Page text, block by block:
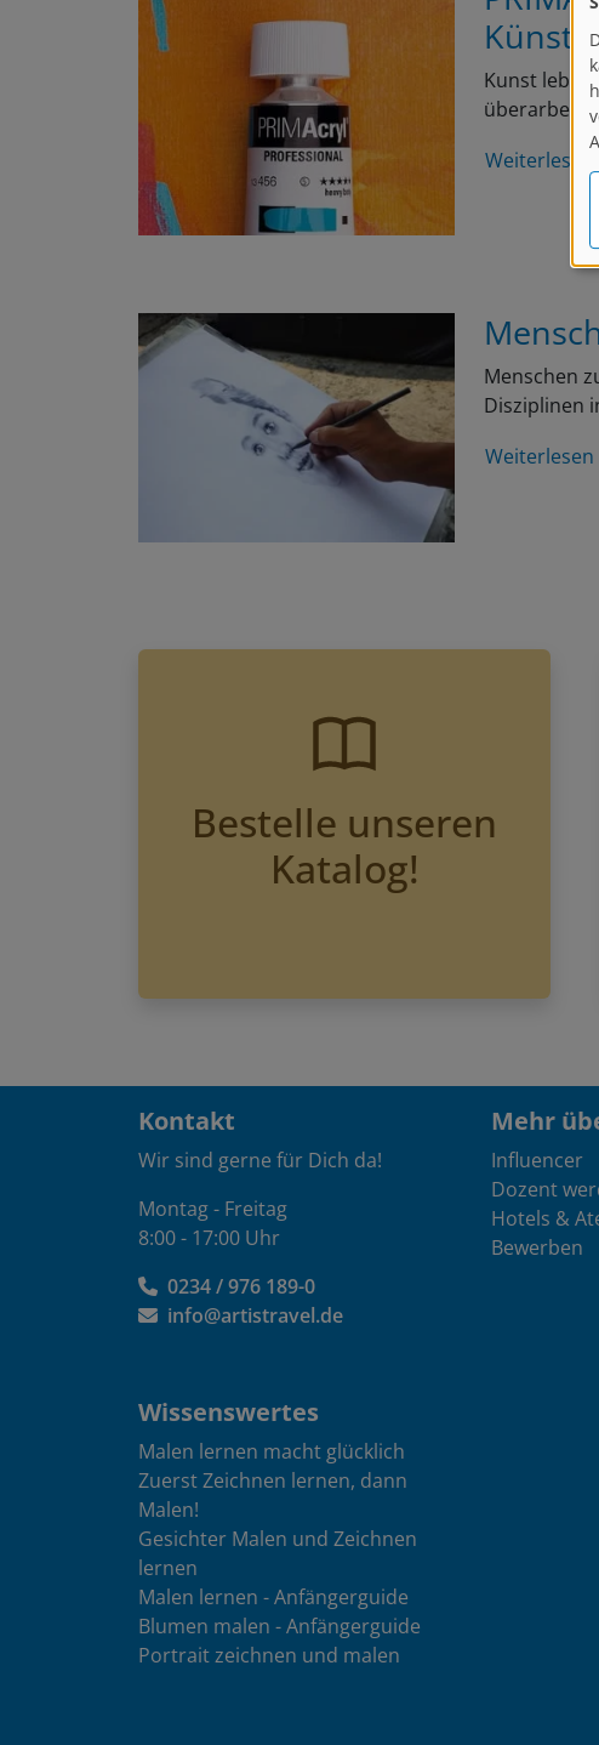
Kunst lebt
Weiterlesen
Menschen
Disziplinen
Weiterlesen
Bestelle unseren
Katalog!
Kontakt
Wir sind gerne für Dich da!
Montag - Freitag
8:00 - 17:00 Uhr
0234 / 976 189-0
info@artistravel.de
Wissenswertes
Malen lernen macht glücklich
Zuerst Zeichnen lernen, dann
Malen!
Gesichter Malen und Zeichnen
lernen
Malen lernen - Anfängerguide
Blumen malen - Anfängerguide
Portrait zeichnen und malen
Mehr
Influencer
Dozent
Hotels &
Bewerben